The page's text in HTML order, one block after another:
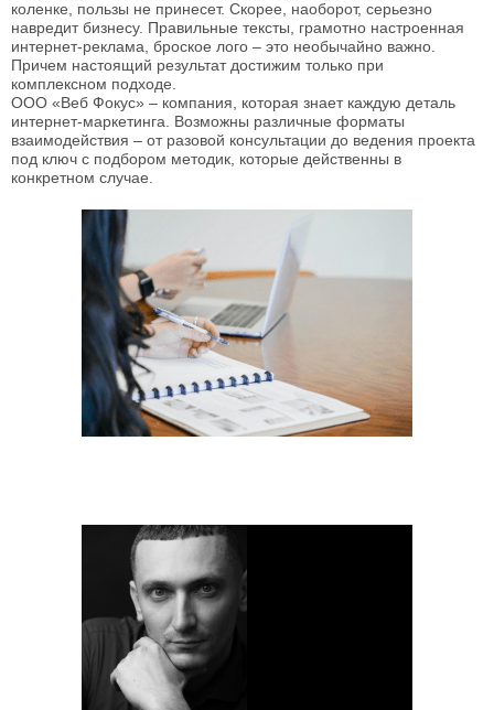
коленке, пользы не принесет. Скорее, наоборот, серьезно
навредит бизнесу. Правильные тексты, грамотно настроенная
интернет-реклама, броское лого – это необычайно важно.
Причем настоящий результат достижим только при
комплексном подходе.
ООО «Веб Фокус» – компания, которая знает каждую деталь
интернет-маркетинга. Возможны различные форматы
взаимодействия – от разовой консультации до ведения проекта
под ключ с подбором методик, которые действенны в
конкретном случае.